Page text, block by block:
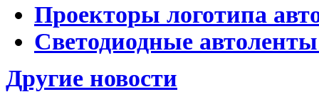
Проекторы логотипа
Светодиодные
Другие новости